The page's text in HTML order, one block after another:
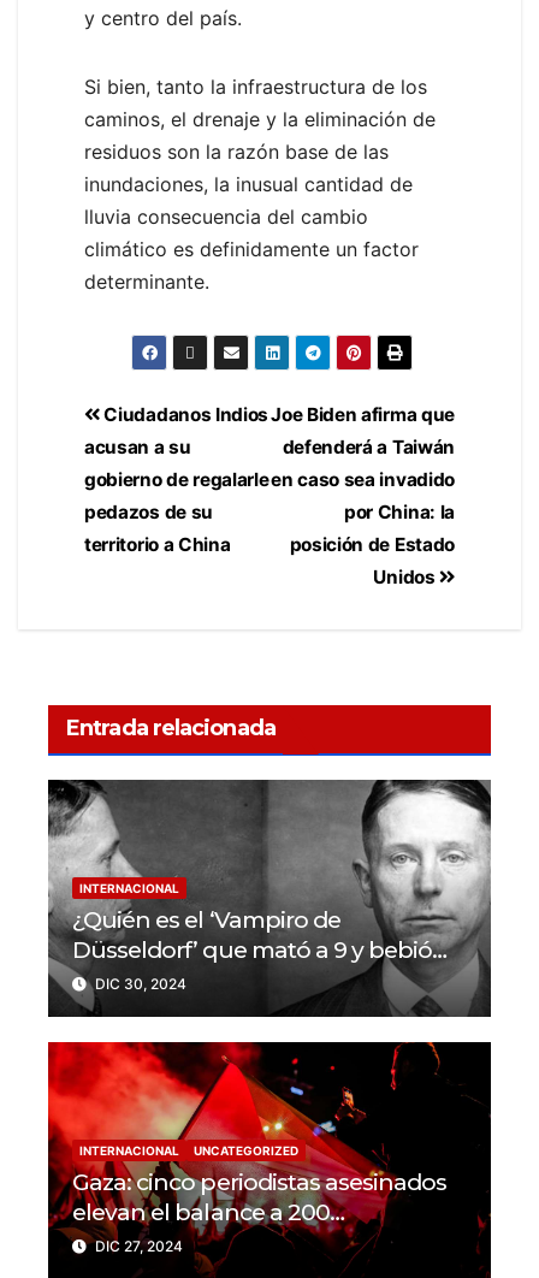
y centro del país.
Si bien, tanto la infraestructura de los
caminos, el drenaje y la eliminación de
residuos son la razón base de las
inundaciones, la inusual cantidad de
lluvia consecuencia del cambio
climático es definidamente un factor
determinante.
Joe Biden afirma que
defenderá a Taiwán
en caso sea invadido
por China: la
posición de Estado
Unidos
Ciudadanos Indios
acusan a su
gobierno de regalarle
pedazos de su
territorio a China
Entrada relacionada
INTERNACIONAL
¿Quién es el ‘Vampiro de
Düsseldorf’ que mató a 9 y bebió
sangre de sus víctimas?
DIC 30, 2024
INTERNACIONAL UNCATEGORIZED
Gaza: cinco periodistas asesinados
elevan el balance a 200
trabajadores de la prensa muertos
en 2024
DIC 27, 2024